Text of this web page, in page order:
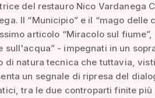
del restauro Nico Vardanega
Il “Municipio” e il “mago
articolo “Miracolo sul
sull'acqua” - impegnati in un
di natura tecnica che tuttavia,
un segnale di ripresa del
tra le due controparti finite